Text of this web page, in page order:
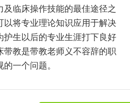
临床操作技能的最佳途径之
以将专业理论知识应用于解决
护生以后的专业生涯打下良好
带教是带教老师义不容辞的职
一个问题。